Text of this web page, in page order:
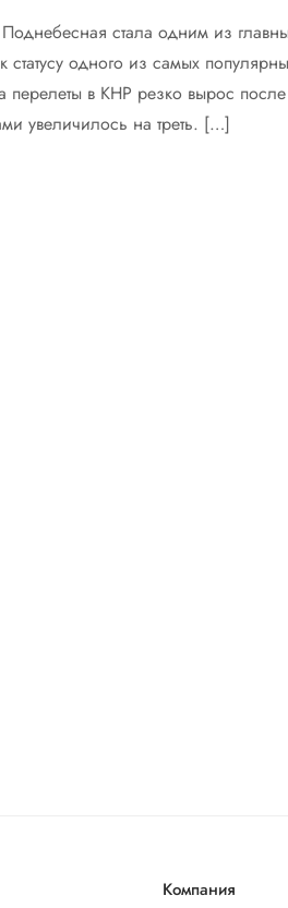
стала одним из
одного из самых
перелеты в КНР резко вырос
увеличилось на треть. […]
Компания